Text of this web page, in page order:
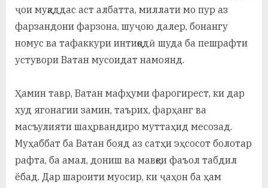
ҷои муқаддас аст албатта, миллати мо пур аз
фарзандони фарзона, шуҷою далер, бонангу
номус ва тафаккури интиқодӣ шуда ба пешрафти
устувори Ватан мусоидат намоянд.
Ҳамин тавр, Ватан мафҳуми фарогирест, ки дар
худ ягонагии замин, таърих, фарҳанг ва
масъулияти шаҳрвандиро муттаҳид месозад.
Муҳаббат ба Ватан бояд аз сатҳи эҳсосот болотар
рафта, ба амал, дониш ва мавқеи фаъол табдил
ёбад. Дар шароити муосир, ки ҷаҳон ба ҳам